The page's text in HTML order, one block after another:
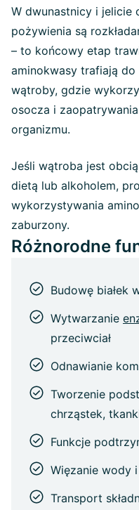
W dwunastnicy i jelicie
pożywienia są
– to końcowy etap
aminokwasy trafiają
wątroby, gdzie
osocza i
organizmu.
Jeśli wątroba jest
dietą lub alkoholem,
wykorzystywania
zaburzony.
Różnorodne
Budowę białek
Wytwarzanie
przeciwciał
Odnawianie
Tworzenie
chrząstek,
Funkcje
Więzanie wody
Transport